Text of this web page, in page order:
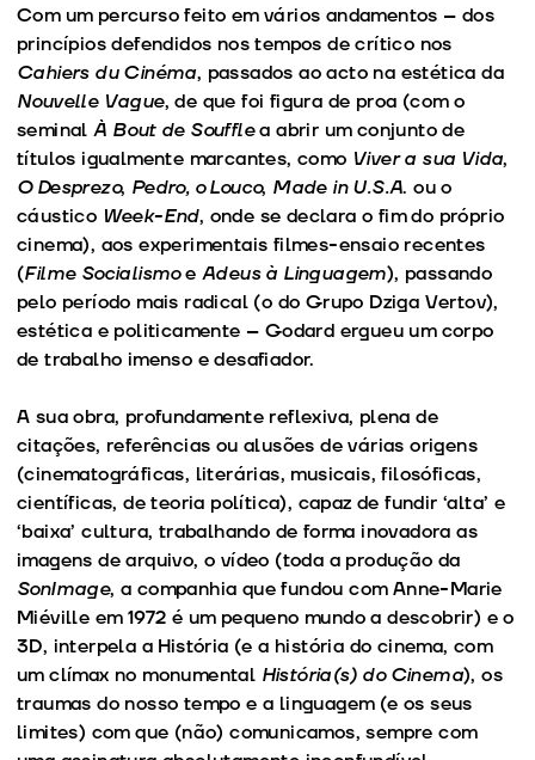
Com um percurso feito em vários andamentos – dos
princípios defendidos nos tempos de crítico nos
Cahiers du Cinéma, passados ao acto na estética da
Nouvelle Vague, de que foi figura de proa (com o
seminalÀ Bout de Soufflea abrir um conjunto de
títulos igualmente marcantes, como Viver a sua Vida,
O Desprezo, Pedro, o Louco, Made in U.S.A. ou o
cáustico Week-End, onde se declara o fim do próprio
cinema), aos experimentais filmes-ensaio recentes
(Filme SocialismoeAdeus à Linguagem), passando
pelo período mais radical (o do Grupo Dziga Vertov),
estética e politicamente – Godard ergueu um corpo
de trabalho imenso e desafiador.
A sua obra, profundamente reflexiva, plena de
citações, referências ou alusões de várias origens
(cinematográficas, literárias, musicais, filosóficas,
científicas, de teoria política), capaz de fundir ‘alta’ e
‘baixa’ cultura, trabalhando de forma inovadora as
imagens de arquivo, o vídeo (toda a produção da
SonImage, a companhia que fundou com Anne-Marie
Miéville em 1972 é um pequeno mundo a descobrir) e o
3D, interpela a História (e a história do cinema, com
um clímax no monumental História(s) do Cinema), os
traumas do nosso tempo e a linguagem (e os seus
limites) com que (não) comunicamos, sempre com